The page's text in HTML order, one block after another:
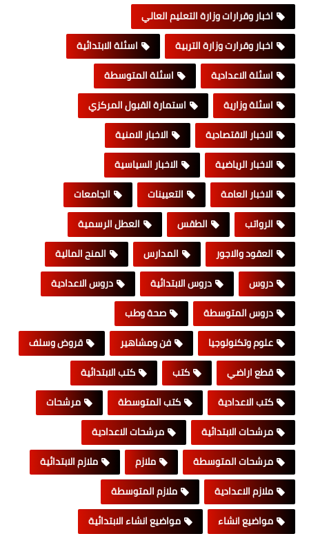
اخبار وقرارات وزارة التعليم العالي
اخبار وقرارت وزارة التربية
اسئلة الابتدائية
اسئلة الاعدادية
اسئلة المتوسطة
اسئلة وزارية
استمارة القبول المركزي
الاخبار الاقتصادية
الاخبار الامنية
الاخبار الرياضية
الاخبار السياسية
الاخبار العامة
التعيينات
الجامعات
الرواتب
الطقس
العطل الرسمية
العقود والاجور
المدارس
المنح المالية
دروس
دروس الابتدائية
دروس الاعدادية
دروس المتوسطة
صحة وطب
علوم وتكنولوجيا
فن ومشاهير
قروض وسلف
قطع اراضي
كتب
كتب الابتدائية
كتب الاعدادية
كتب المتوسطة
مرشحات
مرشحات الابتدائية
مرشحات الاعدادية
مرشحات المتوسطة
ملازم
ملازم الابتدائية
ملازم الاعدادية
ملازم المتوسطة
مواضيع انشاء
مواضيع انشاء الابتدائية